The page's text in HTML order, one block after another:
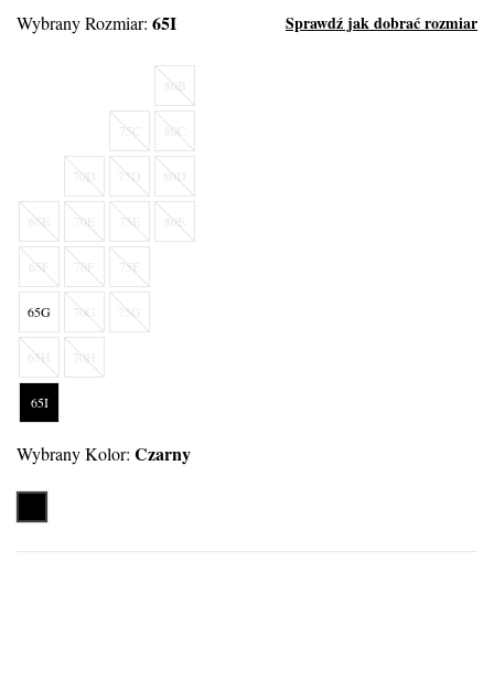
Wybrany Rozmiar: 65I Sprawdź jak dobrać rozmiar
80B
75C 80C
70D 75D 80D
65E 70E 75E 80E
65F 70F 75F
65G 70G 75G
65H 70H
65I
Wybrany Kolor: Czarny